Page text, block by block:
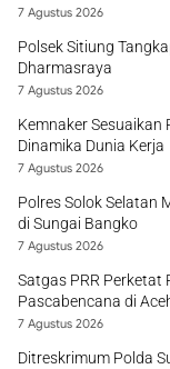
7 Agustus 2026
Polsek Sitiung
Dharmasraya
7 Agustus 2026
Kemnaker Sesuaikan
Dinamika Dunia Kerja
7 Agustus 2026
Polres Solok Selatan
di Sungai Bangko
7 Agustus 2026
Satgas PRR
Pascabencana di
7 Agustus 2026
Ditreskrimum Polda